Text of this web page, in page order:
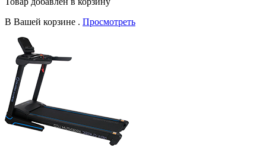
В Вашей корзине . Просмотреть